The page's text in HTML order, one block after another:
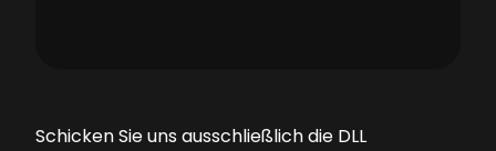
Schicken Sie uns ausschließlich die DLL